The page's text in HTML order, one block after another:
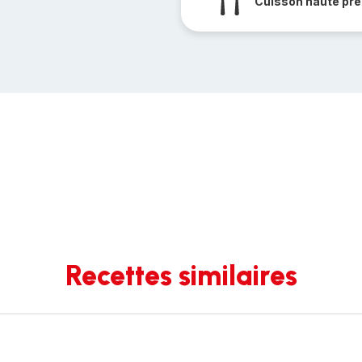
Recettes similaires